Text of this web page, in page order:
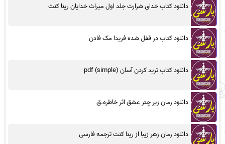
دانلود کتاب خدای شرارت جلد اول میراث خدایان رینا کنت
دانلود کتاب در قفل شده فریدا مک فادن
دانلود کتاب ترید کردن آسان (simple) pdf
دانلود رمان زیر چتر عشق اثر خاطره.ق
دانلود رمان زهر زیبا از رینا کنت ترجمه فارسی